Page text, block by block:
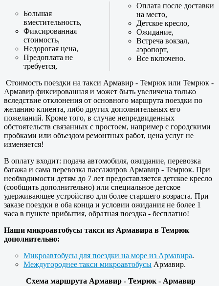
Большая
вместительность,
Фиксированная
стоимость,
Недорогая цена,
Предоплата не
требуется,
Оплата после доставки
на место,
Детское кресло,
Ожидание,
Встреча вокзал,
аэропорт,
Все включено.
Стоимость поездки на такси Армавир - Темрюк или Темрюк -
Армавир фиксированная и может быть увеличена только
вследствие отклонения от основного маршрута поездки по
желанию клиента, либо других дополнительных его
пожеланий. Кроме того, в случае непредвиденных
обстоятельств связанных с простоем, например с городскими
пробками или объездом ремонтных работ, цена услуг не
изменяется!
В оплату входит: подача автомобиля, ожидание, перевозка
багажа и сама перевозка пассажиров Армавир - Темрюк. При
необходимости детям до 7 лет предоставляется детское кресло
(сообщить дополнительно) или специальное детское
удерживающее устройство для более старшего возраста. При
заказе поездки в оба конца и условии ожидания не более 1
часа в пункте прибытия, обратная поездка - бесплатно!
Наши микроавтобусы такси из Армавира в Темрюк
дополнительно:
Микроавтобусы для поездки на море из Армавира.
Междугороднее такси микроавтобусы Армавир.
Схема маршрута Армавир - Темрюк - Армавир